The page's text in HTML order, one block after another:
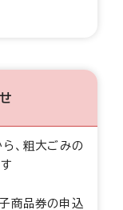
、粗大ごみの
商品券の申込